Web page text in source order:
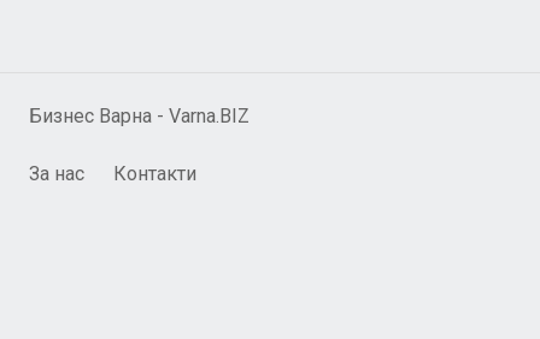
Бизнес Варна - Varna.BIZ
За нас Контакти